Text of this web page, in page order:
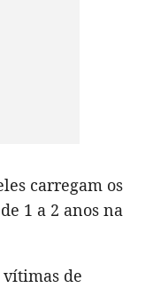
carregam os
1 a 2 anos na
de